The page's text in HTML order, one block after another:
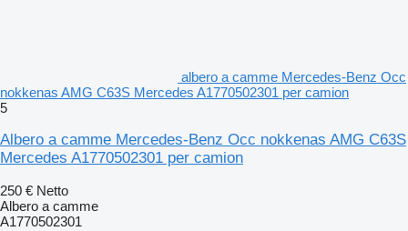
albero a camme Mercedes-Benz Occ
nokkenas AMG C63S Mercedes A1770502301 per camion
5
Albero a camme Mercedes-Benz Occ nokkenas AMG C63S
Mercedes A1770502301 per camion
250 € Netto
Albero a camme
A1770502301